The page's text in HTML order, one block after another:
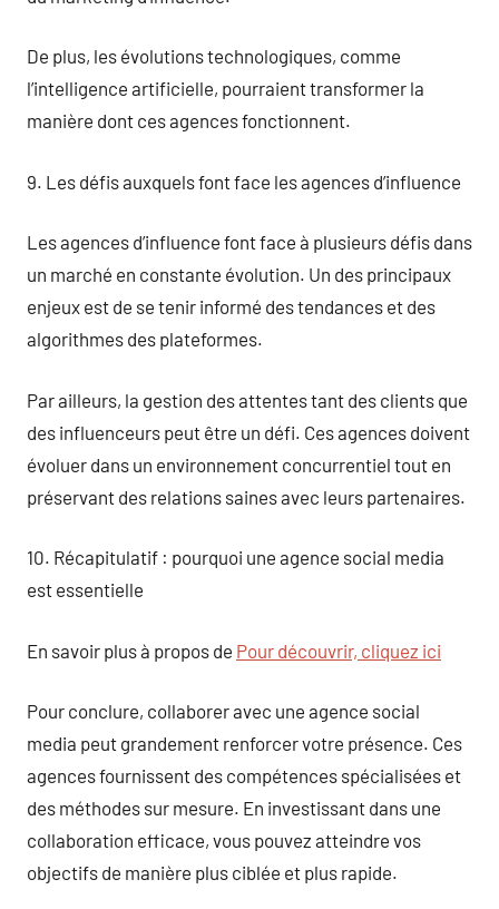
De plus, les évolutions technologiques, comme
l’intelligence artificielle, pourraient transformer la
manière dont ces agences fonctionnent.
9. Les défis auxquels font face les agences d’influence
Les agences d’influence font face à plusieurs défis dans
un marché en constante évolution. Un des principaux
enjeux est de se tenir informé des tendances et des
algorithmes des plateformes.
Par ailleurs, la gestion des attentes tant des clients que
des influenceurs peut être un défi. Ces agences doivent
évoluer dans un environnement concurrentiel tout en
préservant des relations saines avec leurs partenaires.
10. Récapitulatif : pourquoi une agence social media
est essentielle
En savoir plus à propos de Pour découvrir, cliquez ici
Pour conclure, collaborer avec une agence social
media peut grandement renforcer votre présence. Ces
agences fournissent des compétences spécialisées et
des méthodes sur mesure. En investissant dans une
collaboration efficace, vous pouvez atteindre vos
objectifs de manière plus ciblée et plus rapide.